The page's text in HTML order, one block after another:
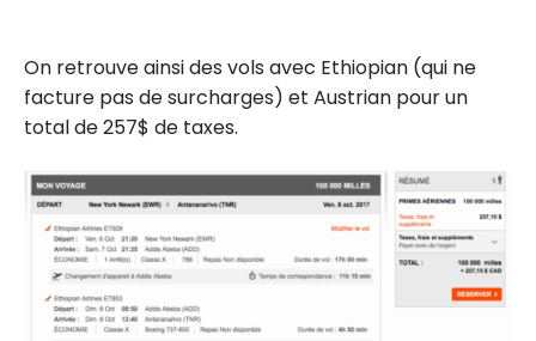
On retrouve ainsi des vols avec Ethiopian (qui ne
facture pas de surcharges) et Austrian pour un
total de 257$ de taxes.